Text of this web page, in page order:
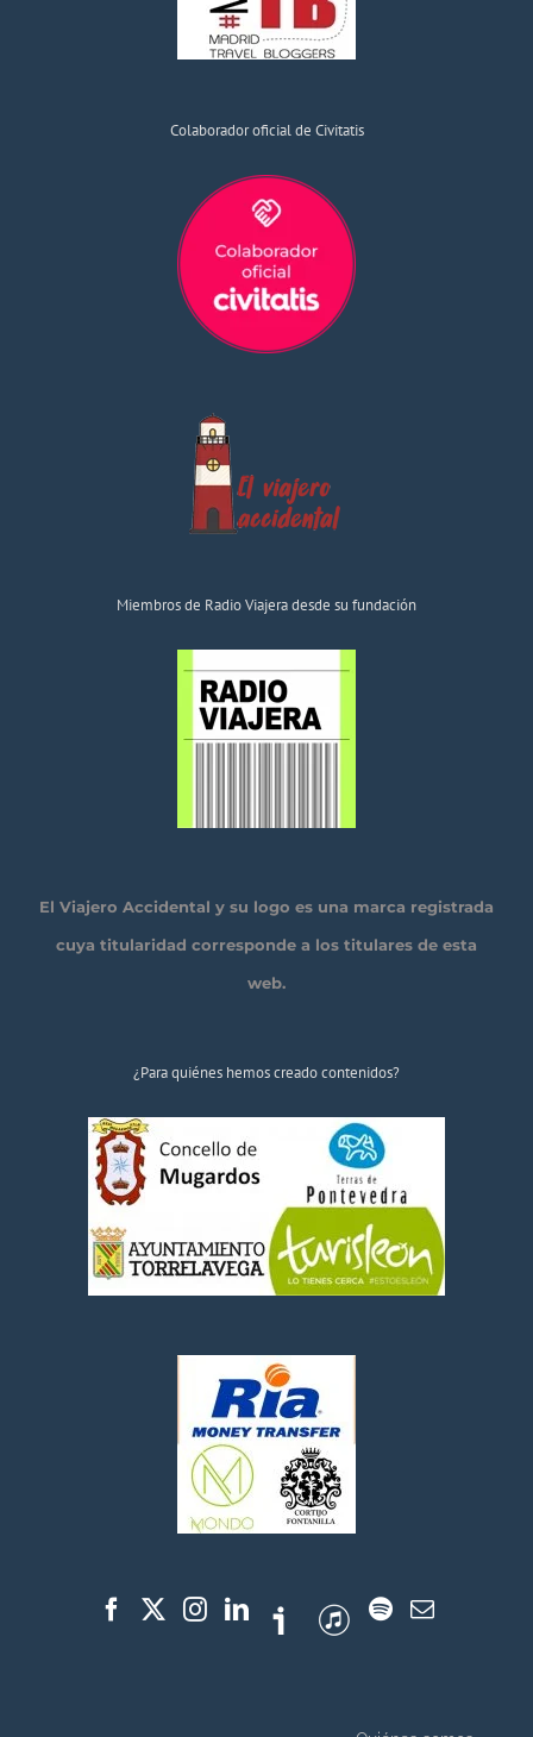
Colaborador oficial de Civitatis
Miembros de Radio Viajera desde su fundación
El Viajero Accidental y su logo es una marca registrada
cuya titularidad corresponde a los titulares de esta
web.
¿Para quiénes hemos creado contenidos?